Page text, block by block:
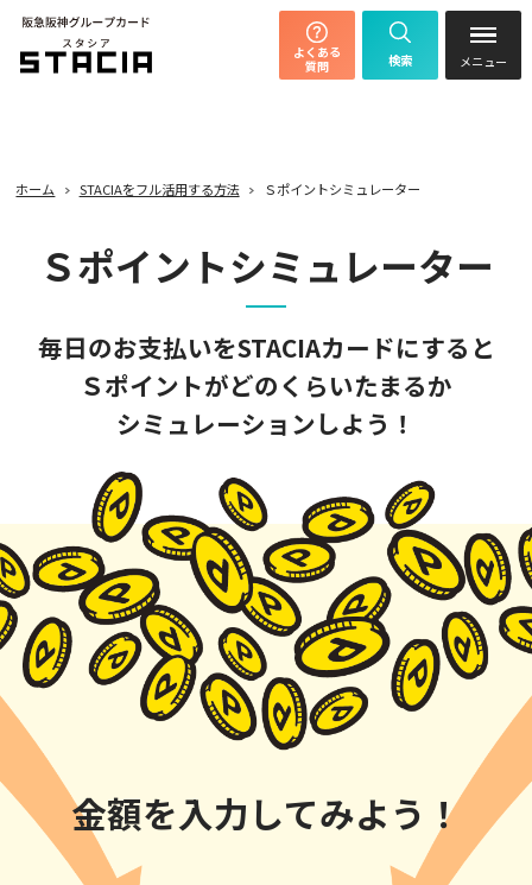
よくある
質問 検索
ホーム STACIAをフル活用する方法 Ｓポイントシミュレーター
Ｓポイントシミュレーター
毎日のお支払いをSTACIAカードにすると
Ｓポイントがどのくらいたまるか
シミュレーションしよう！
金額を入力してみよう！